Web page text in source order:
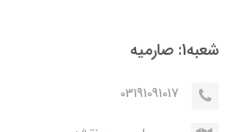
شعبه1: صارمیه
03191091017